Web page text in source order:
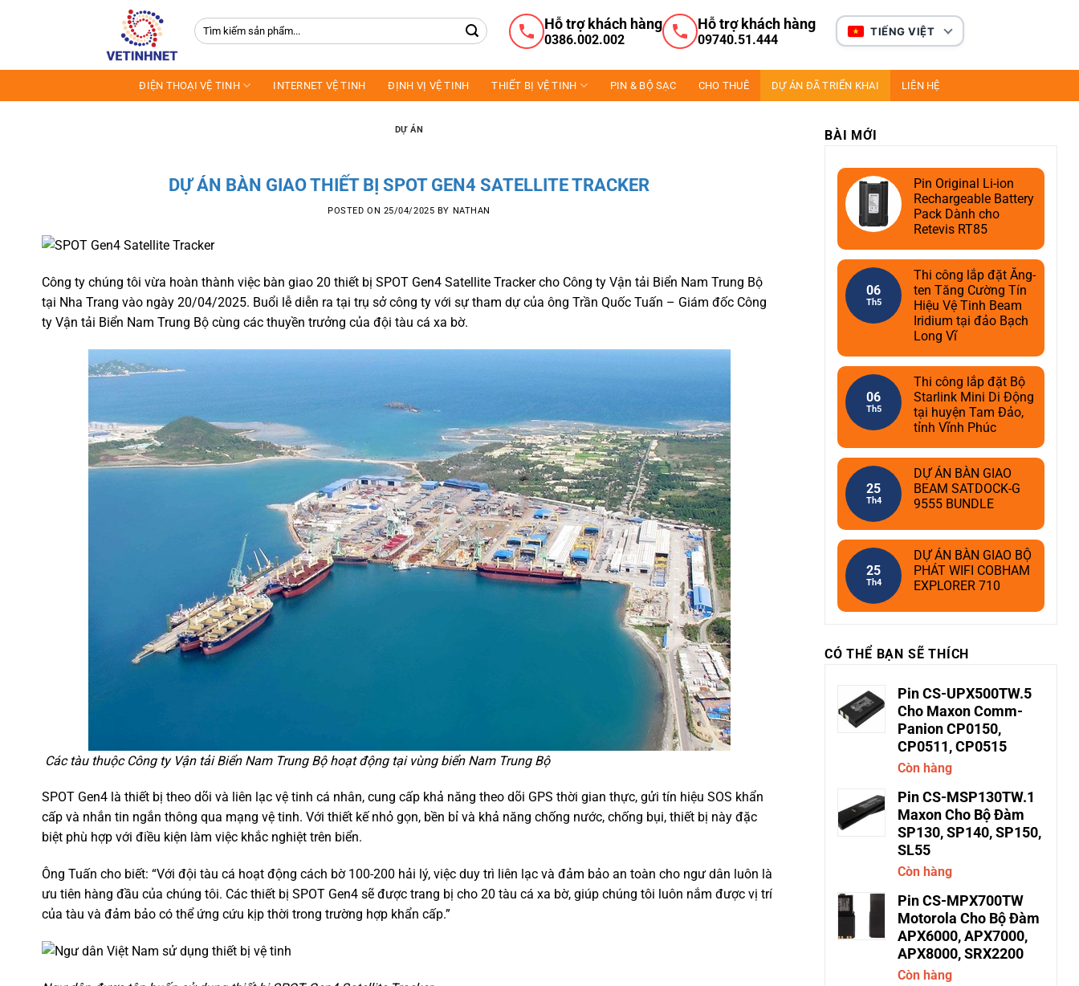
Tìm
kiếm:
Hỗ trợ khách hàng
0386.002.002
Hỗ trợ khách hàng
09740.51.444
TIẾNG VIỆT
ĐIỆN THOẠI VỆ TINH INTERNET VỆ TINH ĐỊNH VỊ VỆ TINH THIẾT BỊ VỆ TINH PIN & BỘ SẠC CHO THUÊ DỰ ÁN ĐÃ TRIỂN KHAI LIÊN HỆ
DỰ ÁN
DỰ ÁN BÀN GIAO THIẾT BỊ SPOT GEN4 SATELLITE TRACKER
POSTED ON 25/04/2025 BY NATHAN
Công ty chúng tôi vừa hoàn thành việc bàn giao 20 thiết bị SPOT Gen4 Satellite Tracker cho Công ty Vận tải Biển Nam Trung Bộ
tại Nha Trang vào ngày 20/04/2025. Buổi lễ diễn ra tại trụ sở công ty với sự tham dự của ông Trần Quốc Tuấn – Giám đốc Công
ty Vận tải Biển Nam Trung Bộ cùng các thuyền trưởng của đội tàu cá xa bờ.
Các tàu thuộc Công ty Vận tải Biển Nam Trung Bộ hoạt động tại vùng biển Nam Trung Bộ
SPOT Gen4 là thiết bị theo dõi và liên lạc vệ tinh cá nhân, cung cấp khả năng theo dõi GPS thời gian thực, gửi tín hiệu SOS khẩn
cấp và nhắn tin ngắn thông qua mạng vệ tinh. Với thiết kế nhỏ gọn, bền bỉ và khả năng chống nước, chống bụi, thiết bị này đặc
biệt phù hợp với điều kiện làm việc khắc nghiệt trên biển.
Ông Tuấn cho biết: “Với đội tàu cá hoạt động cách bờ 100-200 hải lý, việc duy trì liên lạc và đảm bảo an toàn cho ngư dân luôn là
ưu tiên hàng đầu của chúng tôi. Các thiết bị SPOT Gen4 sẽ được trang bị cho 20 tàu cá xa bờ, giúp chúng tôi luôn nắm được vị trí
của tàu và đảm bảo có thể ứng cứu kịp thời trong trường hợp khẩn cấp.”
BÀI MỚI
Pin Original Li-ion
Rechargeable Battery
Pack Dành cho
Retevis RT85
06
Th5
Thi công lắp đặt Ăng-
ten Tăng Cường Tín
Hiệu Vệ Tinh Beam
Iridium tại đảo Bạch
Long Vĩ
06
Th5
Thi công lắp đặt Bộ
Starlink Mini Di Động
tại huyện Tam Đảo,
tỉnh Vĩnh Phúc
25
Th4
DỰ ÁN BÀN GIAO
BEAM SATDOCK-G
9555 BUNDLE
25
Th4
DỰ ÁN BÀN GIAO BỘ
PHÁT WIFI COBHAM
EXPLORER 710
CÓ THỂ BẠN SẼ THÍCH
Pin CS-UPX500TW.5
Cho Maxon Comm-
Panion CP0150,
CP0511, CP0515
Còn hàng
Pin CS-MSP130TW.1
Maxon Cho Bộ Đàm
SP130, SP140, SP150,
SL55
Còn hàng
Pin CS-MPX700TW
Motorola Cho Bộ Đàm
APX6000, APX7000,
APX8000, SRX2200
Còn hàng